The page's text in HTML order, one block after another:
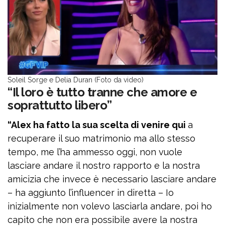
Soleil Sorge e Delia Duran (Foto da video)
“Il loro è tutto tranne che amore e
soprattutto libero”
“Alex ha fatto la sua scelta di venire qui a
recuperare il suo matrimonio ma allo stesso
tempo, me l’ha ammesso oggi, non vuole
lasciare andare il nostro rapporto e la nostra
amicizia che invece è necessario lasciare andare
– ha aggiunto l’influencer in diretta – Io
inizialmente non volevo lasciarla andare, poi ho
capito che non era possibile avere la nostra